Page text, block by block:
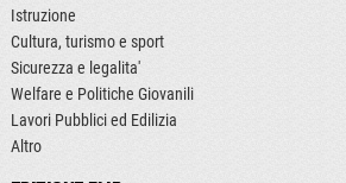
Istruzione
Cultura, turismo e sport
Sicurezza e legalita'
Welfare e Politiche Giovanili
Lavori Pubblici ed Edilizia
Altro